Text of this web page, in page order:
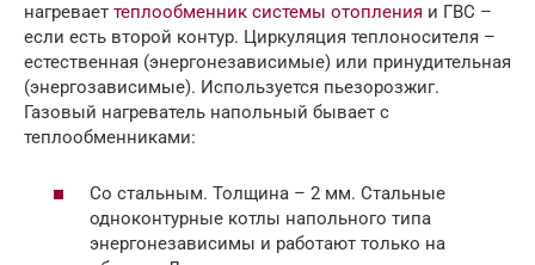
нагревает теплообменник системы отопления и ГВС –
если есть второй контур. Циркуляция теплоносителя –
естественная (энергонезависимые) или принудительная
(энергозависимые). Используется пьезорозжиг.
Газовый нагреватель напольный бывает с
теплообменниками:
Со стальным. Толщина – 2 мм. Стальные
одноконтурные котлы напольного типа
энергонезависимы и работают только на